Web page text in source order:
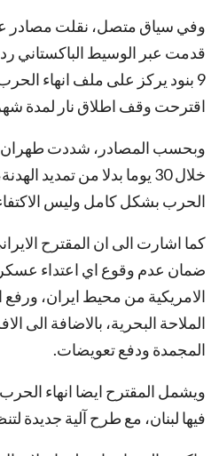
وفي سياق متصل، نقلت مصادر
قدمت عبر الوسيط الباكستاني
9 بنود يركز على ملف انهاء
اقترحت وقف اطلاق نار لمدة
وبحسب المصادر، شددت
خلال 30 يوما بدلا من تمديد
الحرب بشكل كامل وليس
ضمان عدم وقوع اي اعتداء
الامريكية من محيط ايران،
الملاحة البحرية، بالاضافة الى
المجمدة ودفع تعويضات.
ويشمل المقترح ايضا انهاء
فيها لبنان، مع طرح آلية جديدة